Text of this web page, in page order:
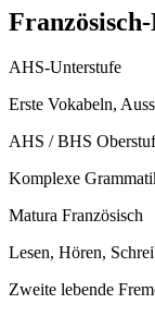
Französisch
AHS-Unterstufe
Erste Vokabeln,
AHS / BHS
Komplexe
Matura Französisch
Lesen, Hören,
Zweite lebende